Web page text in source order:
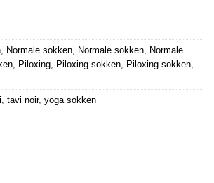
, Normale sokken, Normale sokken, Normale
, Piloxing, Piloxing sokken, Piloxing sokken,
, tavi noir, yoga sokken